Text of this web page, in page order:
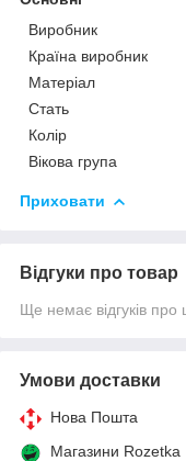
Виробник
Країна виробник
Матеріал
Стать
Колір
Вікова група
Приховати
Відгуки про товар
Ще немає відгуків про
Умови доставки
Нова Пошта
Магазини Rozetka